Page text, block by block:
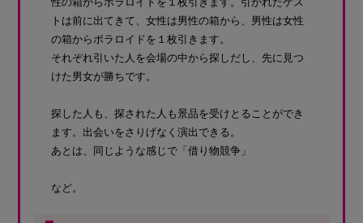
トは前に出てきて、女性は男性の箱から、男性は女性
の箱からポラロイドを１枚引きます。
それぞれ引いた人を会場の中から探しだし、先に見つ
けた男女が勝ちです。
探した人も、探された人も景品を受けとることができ
ます。出会いをさりげなく演出できる。
あとは、同じような感じで「借り物競争」
など。